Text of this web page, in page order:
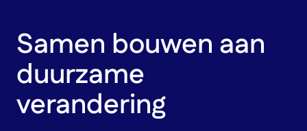
Samen bouwen aan
duurzame
verandering